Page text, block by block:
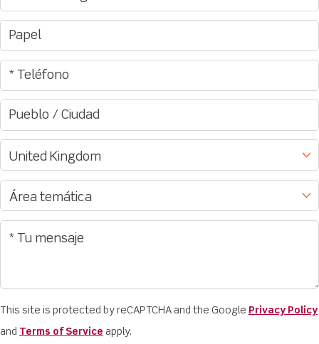
This site is protected by reCAPTCHA and the Google Privacy Policy
and Terms of Service apply.